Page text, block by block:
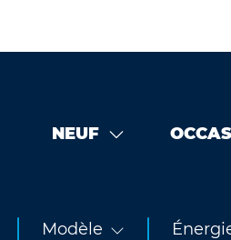
NEUF
Modèle